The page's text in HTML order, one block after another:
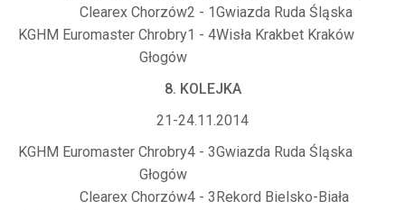
Clearex Chorzów2 - 1Gwiazda Ruda Śląska
KGHM Euromaster Chrobry
Głogów
1 - 4Wisła Krakbet Kraków
8. KOLEJKA
21-24.11.2014
KGHM Euromaster Chrobry
Głogów
4 - 3Gwiazda Ruda Śląska
Clearex Chorzów4 - 3Rekord Bielsko-Biała